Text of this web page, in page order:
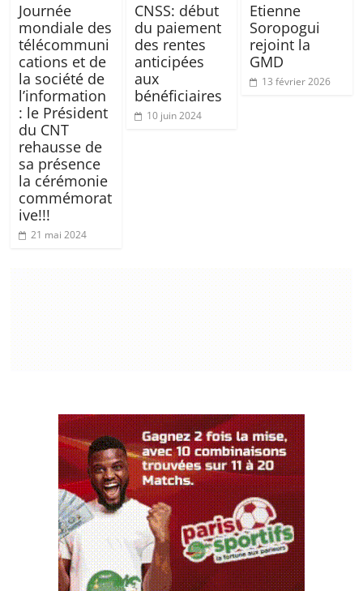
Journée
mondiale des
télécommuni
cations et de
la société de
l’information
: le Président
du CNT
rehausse de
sa présence
la cérémonie
commémorat
ive!!!
21 mai 2024
CNSS: début
du paiement
des rentes
anticipées
aux
bénéficiaires
10 juin 2024
Etienne
Soropogui
rejoint la
GMD
13 février 2026